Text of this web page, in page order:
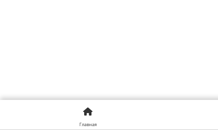
Главная